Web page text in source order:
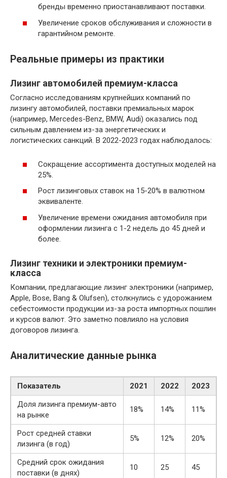
бренды временно приостанавливают поставки.
Увеличение сроков обслуживания и сложности в
гарантийном ремонте.
Реальные примеры из практики
Лизинг автомобилей премиум-класса
Согласно исследованиям крупнейших компаний по
лизингу автомобилей, поставки премиальных марок
(например, Mercedes-Benz, BMW, Audi) оказались под
сильным давлением из-за энергетических и
логистических санкций. В 2022-2023 годах наблюдалось:
Сокращение ассортимента доступных моделей на
25%.
Рост лизинговых ставок на 15-20% в валютном
эквиваленте.
Увеличение времени ожидания автомобиля при
оформлении лизинга с 1-2 недель до 45 дней и
более.
Лизинг техники и электроники премиум-
класса
Компании, предлагающие лизинг электроники (например,
Apple, Bose, Bang & Olufsen), столкнулись с удорожанием
себестоимости продукции из-за роста импортных пошлин
и курсов валют. Это заметно повлияло на условия
договоров лизинга.
Аналитические данные рынка
Показатель 2021 2022
2023
Доля лизинга премиум-авто
на рынке
18% 14% 11%
Рост средней ставки
лизинга (в год)
5% 12% 20%
Средний срок ожидания
поставки (в днях)
10 25 45